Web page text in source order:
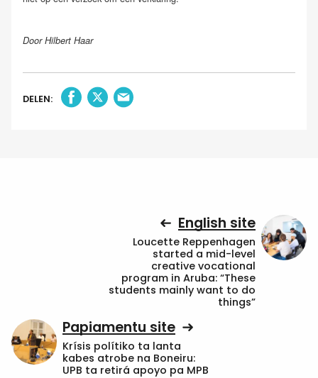
Door Hilbert Haar
DELEN:
English site
Loucette Reppenhagen
started a mid-level
creative vocational
program in Aruba: “These
students mainly want to do
things”
Papiamentu site
Krísis polítiko ta lanta
kabes atrobe na Boneiru:
UPB ta retirá apoyo pa MPB